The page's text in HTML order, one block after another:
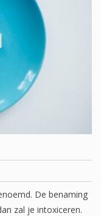
De benaming
zal je intoxiceren.